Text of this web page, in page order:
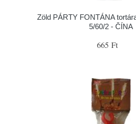
Zöld PÁRTY FONTÁNA
5/60/2 - ČÍNA
665 Ft